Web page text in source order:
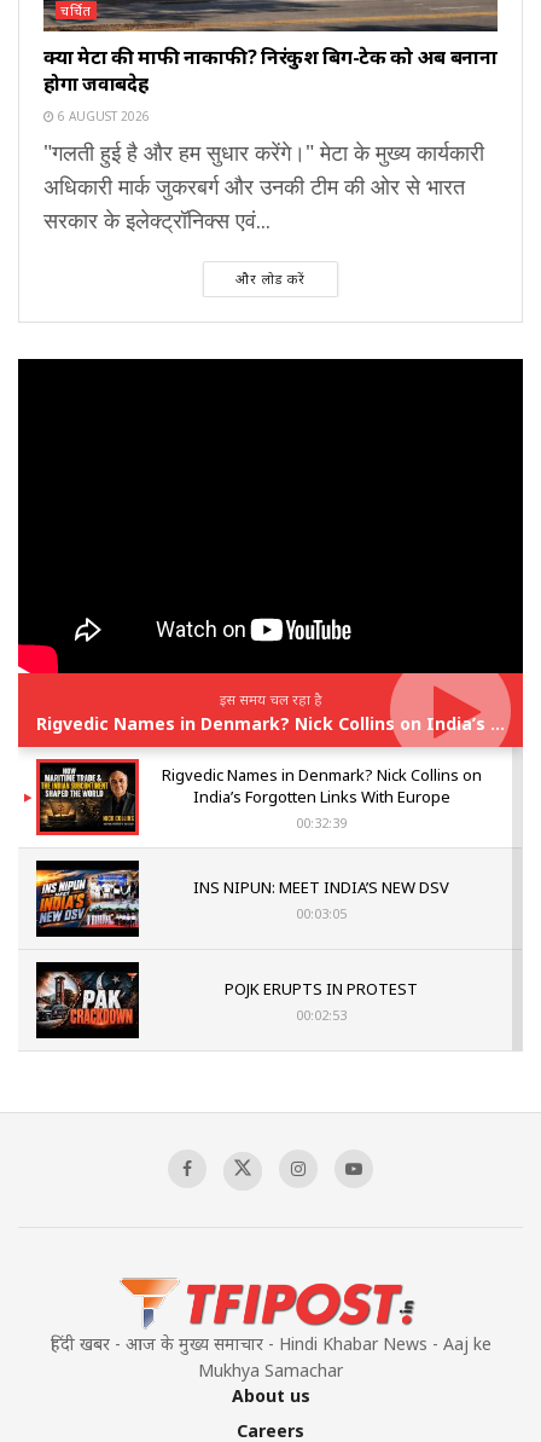
चर्चित
क्या मेटा की माफी नाकाफी? निरंकुश बिग-टेक को अब बनाना
होगा जवाबदेह
6 AUGUST 2026
"गलती हुई है और हम सुधार करेंगे।" मेटा के मुख्य कार्यकारी
अधिकारी मार्क जुकरबर्ग और उनकी टीम की ओर से भारत
सरकार के इलेक्ट्रॉनिक्स एवं...
और लोड करें
इस समय चल रहा है
Rigvedic Names in Denmark? Nick Collins on India’s Forgotten Links With Europe
Rigvedic Names in Denmark? Nick Collins on
India’s Forgotten Links With Europe
00:32:39
INS NIPUN: MEET INDIA’S NEW DSV
00:03:05
POJK ERUPTS IN PROTEST
00:02:53
Sagar
हिंदी खबर - आज के मुख्य समाचार - Hindi Khabar News - Aaj ke
Mukhya Samachar
About us
Careers